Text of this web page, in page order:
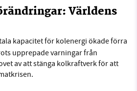
Världens
kapacitet för kolenergi ökade förra
upprepade varningar från
av att stänga kolkraftverk för att